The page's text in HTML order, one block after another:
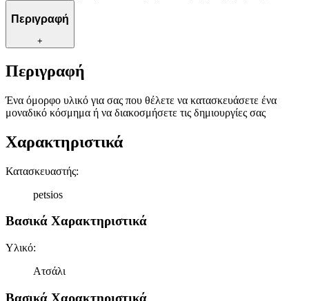
Περιγραφή
+
Περιγραφή
Ένα όμορφο υλικό για σας που θέλετε να κατασκευάσετε ένα
μοναδικό κόσμημα ή να διακοσμήσετε τις δημιουργίες σας
Χαρακτηριστικά
Κατασκευαστής:
petsios
Βασικά Χαρακτηριστικά
Υλικό:
Ατσάλι
Βασικά Χαρακτηριστικά